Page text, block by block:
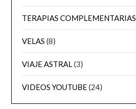
TERAPIAS COMPLEMENTARIAS
VELAS (8)
VIAJE ASTRAL(3)
VIDEOS YOUTUBE(24)